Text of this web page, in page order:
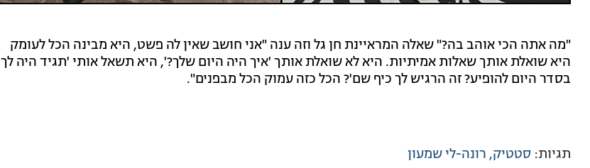
"מה אתה הכי אוהב בה?" שאלה המראיינת חן גל וזה ענה "אני חושב שאין לה פשט, היא מבינה הכל לעומק
היא שואלת אותך שאלות אמיתיות. היא לא שואלת אותך 'איך היה היום שלך?', היא תשאל אותי 'תגיד היה לך
בסדר היום להופיע? זה הרגיש לך כיף שם'? הכל כזה עמוק הכל מבפנים".
תגיות: סטטיק רונה-לי שמעון